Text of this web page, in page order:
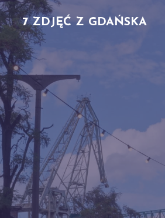
7 ZDJĘĆ Z GDAŃSKA